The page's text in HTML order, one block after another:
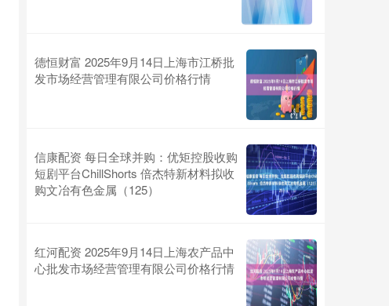
德恒财富 2025年9月14日上海市江桥批
发市场经营管理有限公司价格行情
信康配资 每日全球并购：优矩控股收购
短剧平台ChillShorts 倍杰特新材料拟收
购文冶有色金属（125）
红河配资 2025年9月14日上海农产品中
心批发市场经营管理有限公司价格行情